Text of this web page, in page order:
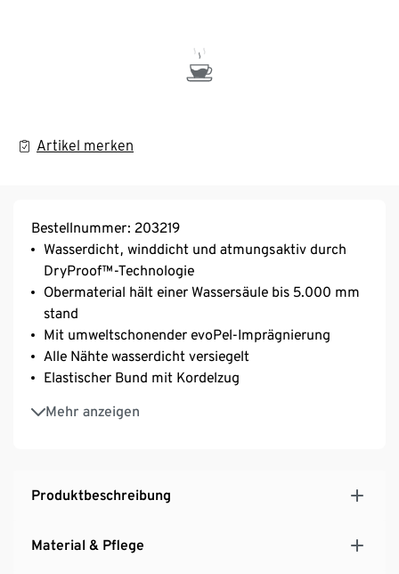
Artikel merken
Bestellnummer: 203219
Wasserdicht, winddicht und atmungsaktiv durch
DryProof™-Technologie
Obermaterial hält einer Wassersäule bis 5.000 mm
stand
Mit umweltschonender evoPel-Imprägnierung
Alle Nähte wasserdicht versiegelt
Elastischer Bund mit Kordelzug
Mehr anzeigen
2 seitliche Reißverschlusstaschen
Klettverschluss am Bein zur Weitenregulierung
Bein
Produktbeschreibung
Material & Pflege